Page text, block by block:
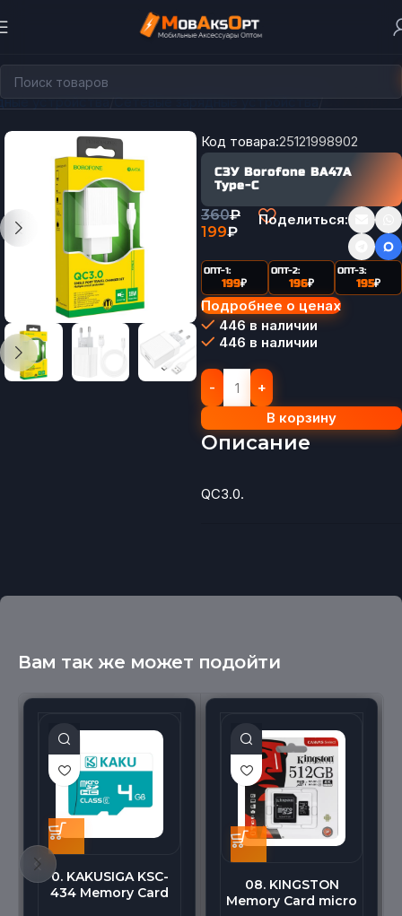
устройства Сетевые зарядные устройства СЗУ Type C
Код товара:25121998902
СЗУ Borofone BA47A
Type-C
360₽
199₽
Поделиться:
ОПТ-1:
199₽
ОПТ-2:
196₽
ОПТ-3:
195₽
Подробнее о ценах
446 в наличии
446 в наличии
В корзину
Описание
QC3.0.
Вам так же может подойти
0. KAKUSIGA KSC-
434 Memory Card
08. KINGSTON
Memory Card micro